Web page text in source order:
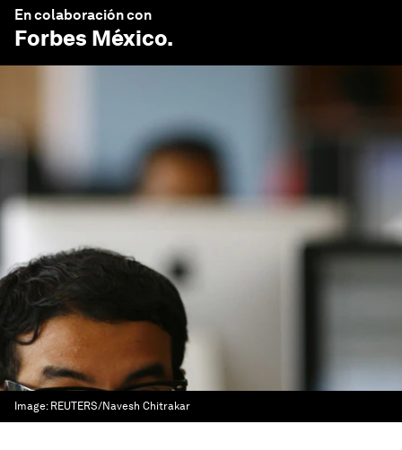
En colaboración con
Forbes México.
Image: REUTERS/Navesh Chitrakar